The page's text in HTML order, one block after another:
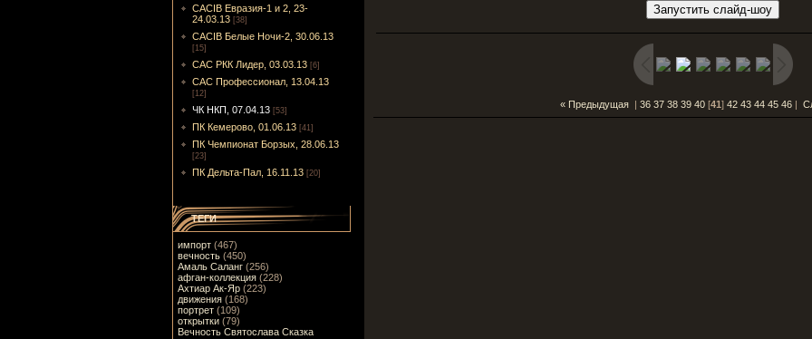
CACIB Евразия-1 и 2, 23-
24.03.13 [38]
CACIB Белые Ночи-2, 30.06.13
[15]
САС РКК Лидер, 03.03.13 [6]
САС Профессионал, 13.04.13
[12]
ЧК НКП, 07.04.13 [53]
ПК Кемерово, 01.06.13 [41]
ПК Чемпионат Борзых, 28.06.13
[23]
ПК Дельта-Пал, 16.11.13 [20]
ТЕГИ
импорт(467)
вечность(450)
Амаль Саланг(256)
афган-коллекция(228)
Ахтиар Ак-Яр(223)
движения(168)
портрет(109)
открытки(79)
Вечность Святослава Сказка
« Предыдущая| 36 37 38 39 40[41] 42 43 44 45 46|